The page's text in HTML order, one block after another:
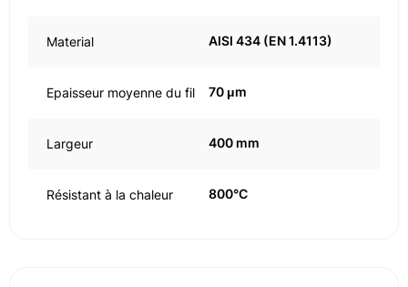
Material AISI 434 (EN 1.4113)
Epaisseur moyenne du fil 70 μm
Largeur 400 mm
Résistant à la chaleur 800°C